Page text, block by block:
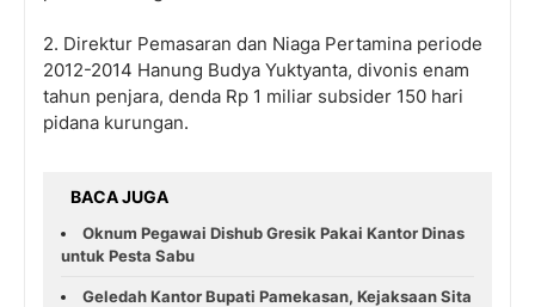
2. Direktur Pemasaran dan Niaga Pertamina periode
2012-2014 Hanung Budya Yuktyanta, divonis enam
tahun penjara, denda Rp 1 miliar subsider 150 hari
pidana kurungan.
BACA JUGA
Oknum Pegawai Dishub Gresik Pakai Kantor Dinas
untuk Pesta Sabu
Geledah Kantor Bupati Pamekasan, Kejaksaan Sita